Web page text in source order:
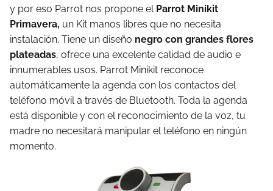
y por eso Parrot nos propone el Parrot Minikit
Primavera, un Kit manos libres que no necesita
instalación. Tiene un diseño negro con grandes flores
plateadas, ofrece una excelente calidad de audio e
innumerables usos. Parrot Minikit reconoce
automáticamente la agenda con los contactos del
teléfono móvil a través de Bluetooth. Toda la agenda
está disponible y con el reconocimiento de la voz, tu
madre no necesitará manipular el teléfono en ningún
momento.